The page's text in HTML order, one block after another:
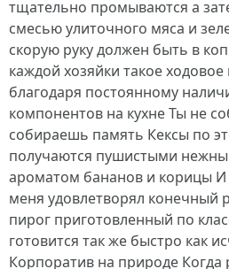
тщательно промываются а
смесью улиточного мяса и
скорую руку должен быть в
каждой хозяйки такое
благодаря постоянному
компонентов на кухне Ты не
собираешь память Кексы по
получаются пушистыми
ароматом бананов и корицы И
меня удовлетворял конечный
пирог приготовленный по
готовится так же быстро как
Корпоратив на природе Когда